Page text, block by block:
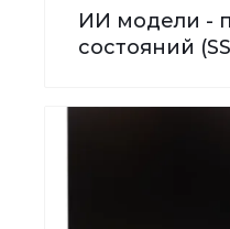
ИИ модели -
состояний